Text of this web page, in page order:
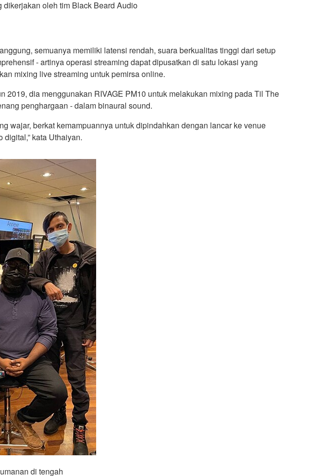
oleh tim Black Beard Audio
semuanya memiliki latensi rendah, suara berkualitas tinggi dari setup
- artinya operasi streaming dapat dipusatkan di satu lokasi yang
mixing live streaming untuk pemirsa online.
2019, dia menggunakan RIVAGE PM10 untuk melakukan mixing pada Til The
penghargaan - dalam binaural sound.
wajar, berkat kemampuannya untuk dipindahkan dengan lancar ke venue
kata Uthaiyan.
di tengah